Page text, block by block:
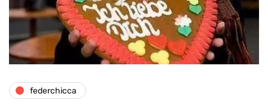
federchicca